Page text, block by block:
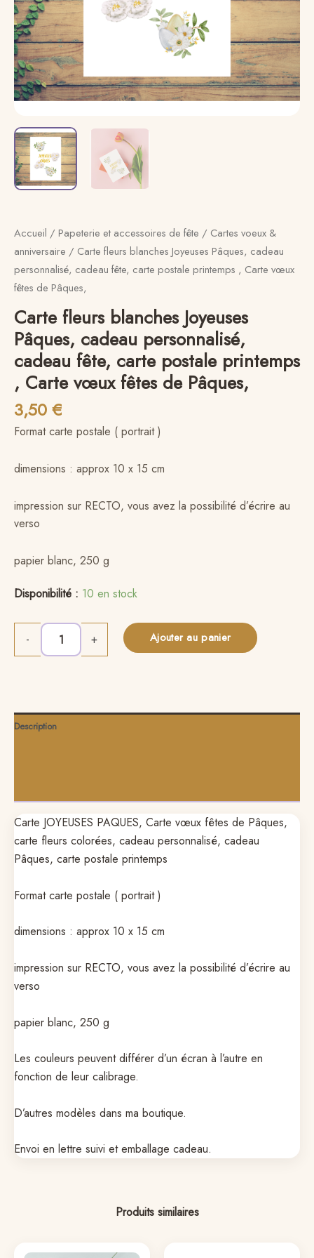
Accueil / Papeterie et accessoires de fête / Cartes voeux &
anniversaire / Carte fleurs blanches Joyeuses Pâques, cadeau
personnalisé, cadeau fête, carte postale printemps , Carte vœux
fêtes de Pâques,
Carte fleurs blanches Joyeuses
Pâques, cadeau personnalisé,
cadeau fête, carte postale printemps
, Carte vœux fêtes de Pâques,
3,50 €
Format carte postale ( portrait )
dimensions : approx 10 x 15 cm
impression sur RECTO, vous avez la possibilité d’écrire au
verso
papier blanc, 250 g
Disponibilité : 10 en stock
-
fête,
carte
postale
printemps
,
vœux
fêtes
de
Pâques,
+ Ajouter au panier
Description
Carte JOYEUSES PAQUES, Carte vœux fêtes de Pâques,
carte fleurs colorées, cadeau personnalisé, cadeau
Pâques, carte postale printemps
Format carte postale ( portrait )
dimensions : approx 10 x 15 cm
impression sur RECTO, vous avez la possibilité d’écrire au
verso
papier blanc, 250 g
Les couleurs peuvent différer d’un écran à l’autre en
fonction de leur calibrage.
D’autres modèles dans ma boutique.
Envoi en lettre suivi et emballage cadeau.
Produits similaires